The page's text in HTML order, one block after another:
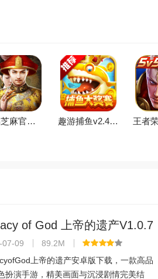
极品芝麻官手游下载2026最新版本v7.7.01063055官方版 趣游捕鱼v2.4.7安卓版
of God 上帝的遗产V1.0.7
官方中文版
07-09
89.2M
上帝的遗产安卓版下载，一款高品
扮演手游，精美画面与沉浸剧情完美结